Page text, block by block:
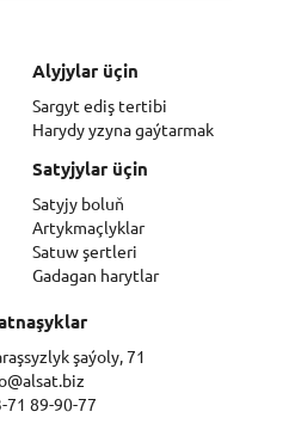
Alyjylar üçin
Sargyt ediş tertibi
Harydy yzyna gaýtarmak
Satyjylar üçin
Satyjy boluň
Artykmaçlyklar
Satuw şertleri
Gadagan harytlar
şaýoly, 71
71 89-90-77